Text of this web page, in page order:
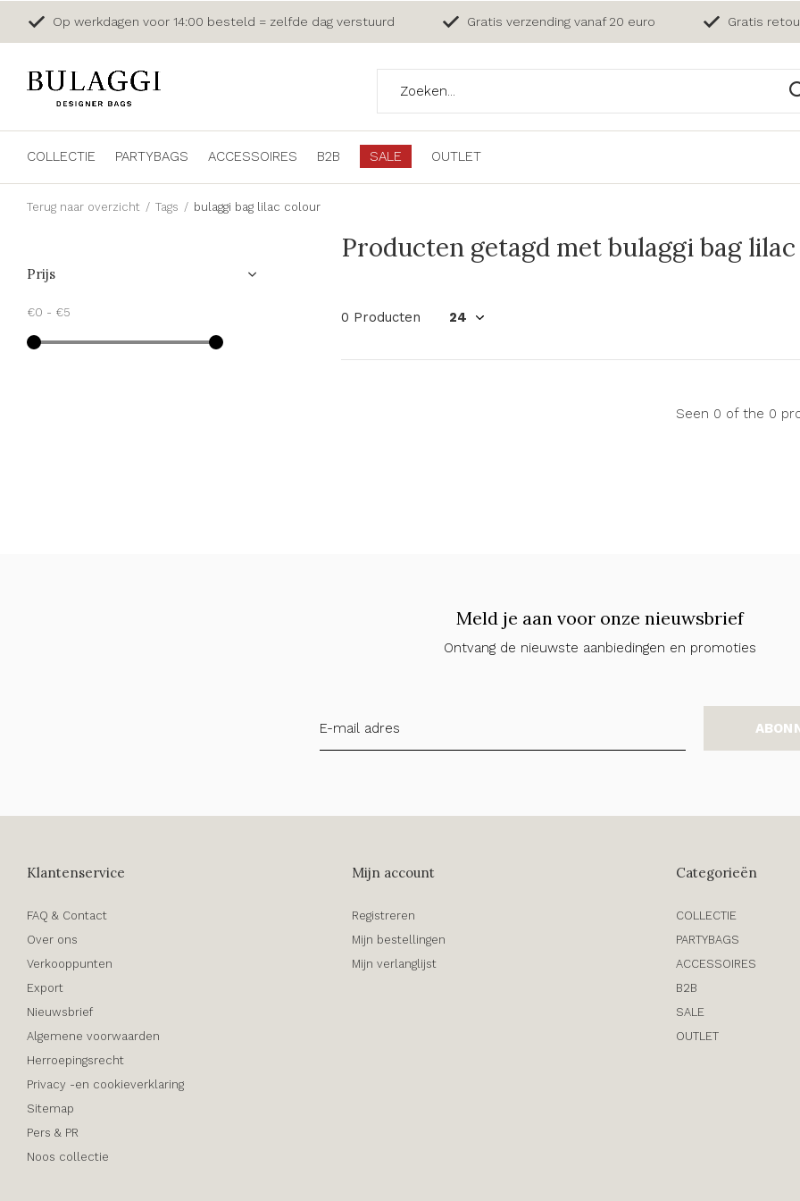
COLLECTIE PARTYBAGS ACCESSOIRES B2B SALE OUTLET
Op werkdagen voor 14:00 besteld = zelfde dag verstuurd Gratis verzending vanaf 20 euro Gratis
Terug naar overzicht Tags bulaggi bag lilac colour
Producten getagd met bulaggi bag
0 Producten
Seen 0 of the 0
Prijs
€0 - €5
Meld je aan voor onze nieuwsbrief
Ontvang de nieuwste aanbiedingen en promoties
Klantenservice
FAQ & Contact
Over ons
Verkooppunten
Export
Nieuwsbrief
Algemene voorwaarden
Herroepingsrecht
Privacy -en cookieverklaring
Sitemap
Pers & PR
Noos collectie
Mijn account
Registreren
Mijn bestellingen
Mijn verlanglijst
Categorieën
COLLECTIE
PARTYBAGS
ACCESSOIRES
B2B
SALE
OUTLET